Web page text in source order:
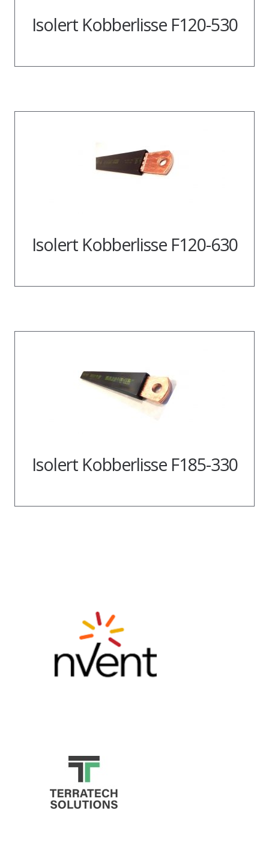
Isolert Kobberlisse F120-530
Isolert Kobberlisse F120-630
Isolert Kobberlisse F185-330